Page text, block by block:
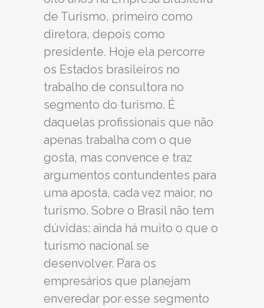
de Turismo, primeiro como
diretora, depois como
presidente. Hoje ela percorre
os Estados brasileiros no
trabalho de consultora no
segmento do turismo. É
daquelas profissionais que não
apenas trabalha com o que
gosta, mas convence e traz
argumentos contundentes para
uma aposta, cada vez maior, no
turismo. Sobre o Brasil não tem
dúvidas: ainda há muito o que o
turismo nacional se
desenvolver. Para os
empresários que planejam
enveredar por esse segmento